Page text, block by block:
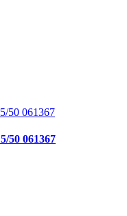
50 061367